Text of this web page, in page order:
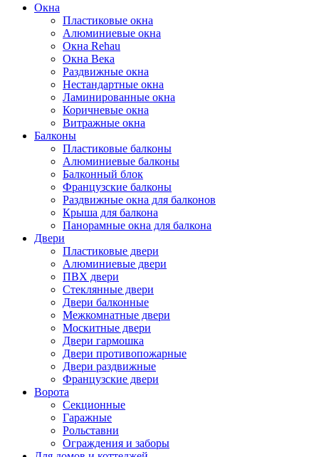
Окна
Пластиковые окна
Алюминиевые окна
Окна Rehau
Окна Века
Раздвижные окна
Нестандартные окна
Ламинированные окна
Коричневые окна
Витражные окна
Балконы
Пластиковые балконы
Алюминиевые балконы
Балконный блок
Французские балконы
Раздвижные окна для балконов
Крыша для балкона
Панорамные окна для балкона
Двери
Пластиковые двери
Алюминиевые двери
ПВХ двери
Стеклянные двери
Двери балконные
Межкомнатные двери
Москитные двери
Двери гармошка
Двери противопожарные
Двери раздвижные
Французские двери
Ворота
Секционные
Гаражные
Рольставни
Ограждения и заборы